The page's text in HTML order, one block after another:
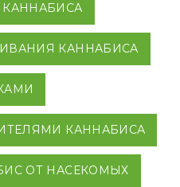
КАННАБИСА
КАННАБИСА
КАННАБИСА
ОТ НАСЕКОМЫХ